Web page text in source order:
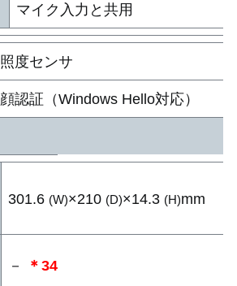
マイク入力と共用
照度センサ
顔認証（Windows Hello対応）
301.6 (W)×210 (D)×14.3 (H)mm
－ ＊34